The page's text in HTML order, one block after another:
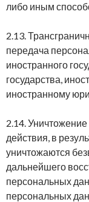
либо иным
2.13.
передача
иностранного
государства,
иностранному
2.14.
действия, в
уничтожаются
дальнейшего
персональных
персональных